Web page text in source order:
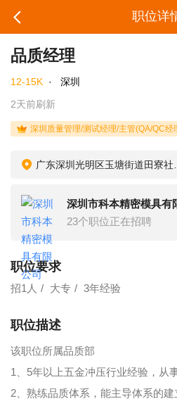
职位详
品质经理
12-15K ·
深圳
2天前刷新
深圳质量管理/测试经理/主管(QA/QC经
深圳市科本精密模具有
23个职位正在招聘
职位要求
招1人 大专 3年经验
职位描述
该职位所属品质部
1、5年以上五金冲压行业经验，从
2、熟练品质体系，能主导体系的建